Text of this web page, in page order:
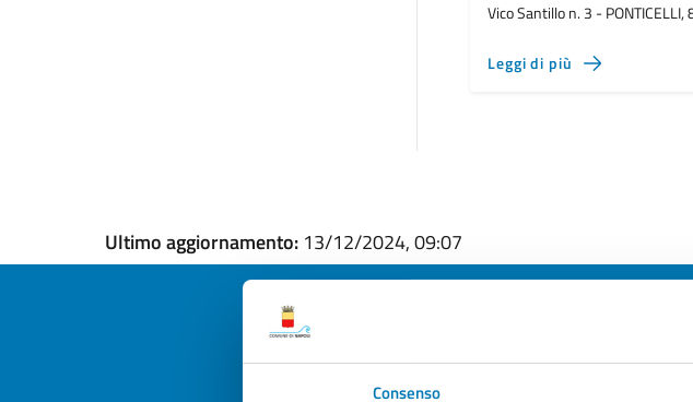
Consenso
Vico Santillo n. 3 - PONTICELLI,
Leggi di più
Ultimo aggiornamento: 13/12/2024, 09:07